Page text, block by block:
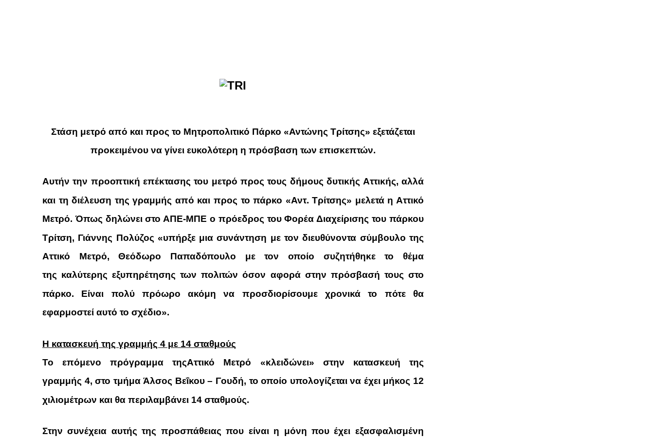
Στάση μετρό από και προς το Μητροπολιτικό Πάρκο «Αντώνης Τρίτσης» εξετάζεται
προκειμένου να γίνει ευκολότερη η πρόσβαση των επισκεπτών.
Αυτήν την προοπτική επέκτασης του μετρό προς τους δήμους δυτικής Αττικής, αλλά
και τη διέλευση της γραμμής από και προς το πάρκο «Αντ. Τρίτσης» μελετά η Αττικό
Μετρό.Όπως δηλώνει στο ΑΠΕ-ΜΠΕ ο πρόεδρος του Φορέα Διαχείρισης του πάρκου
Τρίτση, Γιάννης Πολύζος «υπήρξε μια συνάντηση με τον διευθύνοντα σύμβουλο της
Αττικό Μετρό, Θεόδωρο Παπαδόπουλο με τον οποίο συζητήθηκε το θέμα
της καλύτερης εξυπηρέτησης τωνπολιτών όσον αφορά στην πρόσβασή τους στο
πάρκο. Είναι πολύ πρόωρο ακόμη να προσδιορίσουμε χρονικά το πότε θα
εφαρμοστεί αυτό το σχέδιο».
Η κατασκευή της γραμμής 4 με 14 σταθμούς
Το επόμενο πρόγραμμα τηςΑττικό Μετρό «κλειδώνει» στην κατασκευή της
γραμμής 4, στο τμήμαΆλσος Βεΐκου – Γουδή, το οποίο υπολογίζεται να έχει μήκος 12
χιλιομέτρων και θα περιλαμβάνει 14 σταθμούς.
Στην συνέχεια αυτής της προσπάθειας που είναι η μόνη που έχει εξασφαλισμένη